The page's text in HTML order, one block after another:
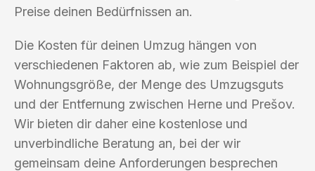
Preise deinen Bedürfnissen an.
Die Kosten für deinen Umzug hängen von
verschiedenen Faktoren ab, wie zum Beispiel der
Wohnungsgröße, der Menge des Umzugsguts
und der Entfernung zwischen Herne und Prešov.
Wir bieten dir daher eine kostenlose und
unverbindliche Beratung an, bei der wir
gemeinsam deine Anforderungen besprechen